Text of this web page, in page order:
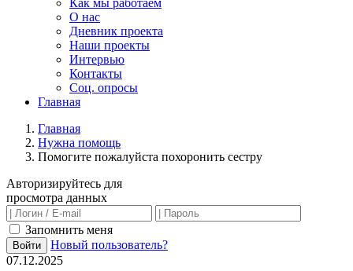
Как мы работаем
О нас
Дневник проекта
Наши проекты
Интервью
Контакты
Соц. опросы
Главная
Главная
Нужна помощь
Помогите пожалуйста похоронить сестру
Авторизируйтесь для
просмотра данных
Запомнить меня
Войти
Новый пользователь?
07.12.2025